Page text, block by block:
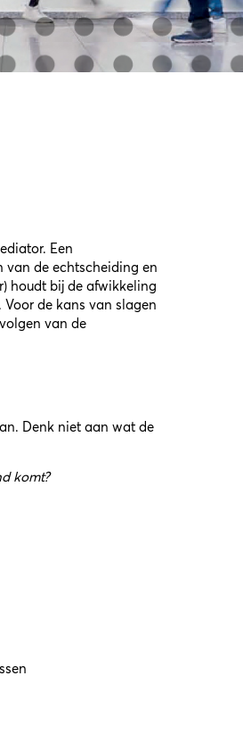
Een
van de echtscheiding en
houdt bij de afwikkeling
de kans van slagen
van de
Denk niet aan wat de
komt?